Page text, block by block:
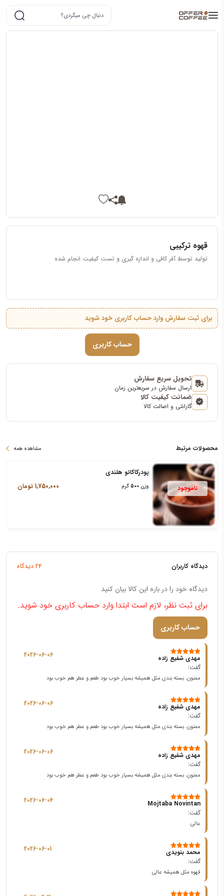
قهوه ترکیبی
تولید توسط آفر کافی و اندازه گیری و تست کیفیت انجام شده
برای ثبت سفارش وارد حساب کاربری خود شوید
حساب کاربری
تحویل سریع سفارش
ارسال سفارش در سریعترین زمان
ضمانت کیفیت کالا
گارانتی و اصالت کالا
محصولات مرتبط مشاهده همه
پودرکاکائو هلندی
وزن 500 گرم 1,750,000 تومان
دیدگاه کاربران 24 دیدگاه
دیدگاه خود را در باره این کالا بیان کنید
برای ثبت نظر، لازم است ابتدا وارد حساب کاربری خود شوید.
حساب کاربری
مهدی شفیع زاده
گفت:
2026-06-06
ممنون. بسته بندی مثل همیشه بسیار خوب بود طعم و عطر هم خوب بود
مهدی شفیع زاده
گفت:
2026-06-06
ممنون. بسته بندی مثل همیشه بسیار خوب بود طعم و عطر هم خوب بود
مهدی شفیع زاده
گفت:
2026-06-06
ممنون. بسته بندی مثل همیشه بسیار خوب بود طعم و عطر هم خوب بود
Mojtaba Novintan
گفت:
2026-06-04
عالی
محمد بنویدی
گفت:
2026-06-01
قهوه مثل همیشه عالی